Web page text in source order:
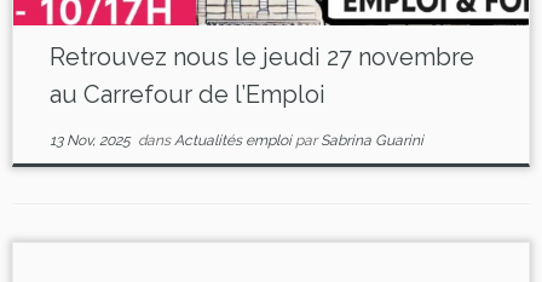
Retrouvez nous le jeudi 27 novembre
au Carrefour de l’Emploi
13 Nov, 2025dansActualités emploi parSabrina Guarini